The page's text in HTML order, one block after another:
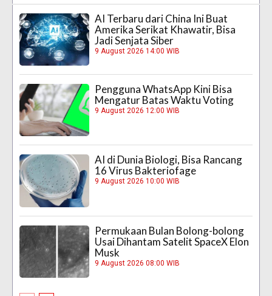
AI Terbaru dari China Ini Buat
Amerika Serikat Khawatir, Bisa
Jadi Senjata Siber
9 August 2026 14:00 WIB
Pengguna WhatsApp Kini Bisa
Mengatur Batas Waktu Voting
9 August 2026 12:00 WIB
AI di Dunia Biologi, Bisa Rancang
16 Virus Bakteriofage
9 August 2026 10:00 WIB
Permukaan Bulan Bolong-bolong
Usai Dihantam Satelit SpaceX Elon
Musk
9 August 2026 08:00 WIB